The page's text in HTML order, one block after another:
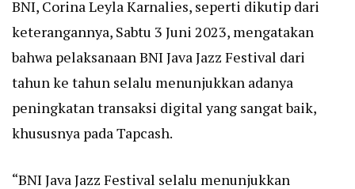
BNI, Corina Leyla Karnalies, seperti dikutip dari
keterangannya, Sabtu 3 Juni 2023, mengatakan
bahwa pelaksanaan BNI Java Jazz Festival dari
tahun ke tahun selalu menunjukkan adanya
peningkatan transaksi digital yang sangat baik,
khususnya pada Tapcash.
“BNI Java Jazz Festival selalu menunjukkan